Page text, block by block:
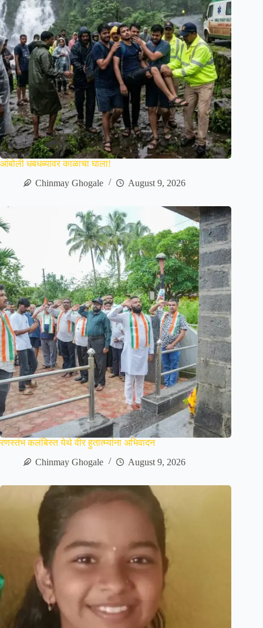
आंबोली धबधब्यावर काळाचा घाला!
Chinmay Ghogale
August 9, 2026
रणस्तंभ कलंबिस्त येथे वीर हुतात्म्यांना अभिवादन
Chinmay Ghogale
August 9, 2026